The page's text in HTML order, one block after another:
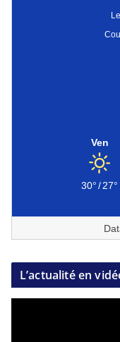
Ven
30°/27°
L’actualité en